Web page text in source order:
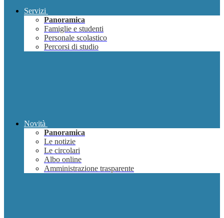
Servizi
Panoramica
Famiglie e studenti
Personale scolastico
Percorsi di studio
Novità
Panoramica
Le notizie
Le circolari
Albo online
Amministrazione trasparente